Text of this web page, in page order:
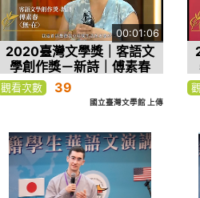
00:01:06
2020臺灣文學獎｜客語文
學創作獎－新詩｜傅素春
〈無•在〉
觀看次數 39
國立臺灣文學館 上傳